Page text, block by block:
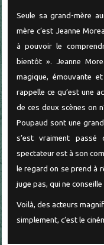
Seule sa grand-mère
mère c’est Jeanne
à pouvoir le
bientôt ». Jeanne
magique, émouvante
rappelle ce qu’est une
de ces deux scènes on
Poupaud sont une
s’est vraiment
spectateur est à son
le regard on se prend à
juge pas, qui ne
Voilà, des acteurs
simplement, c’est le